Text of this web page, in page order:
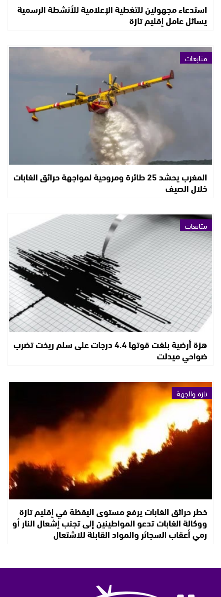
استدعاء مجهولين للتغطية الإعلامية للأنشطة الرسمية
يسائل عامل إقليم تازة
متابعات
المغرب يحشد 25 طائرة ومروحية لمواجهة حرائق الغابات
خلال الصيف
متابعات
هزة أرضية بلغت قوتها 4.4 درجات على سلم ريخت تضرب
ضواحي ميدلت
تازة والجهة
خطر حرائق الغابات يرفع مستوى اليقظة في إقليم تازة
ووكالة الغابات تدعو المواطينين إلى تجنب إشعال النار أو
رمي أعقاب السجائر والمواد القابلة للاشتعال